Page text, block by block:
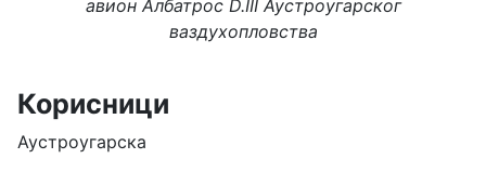
авион Албатрос D.IIIАустроугарског
ваздухопловства
Корисници
Аустроугарска